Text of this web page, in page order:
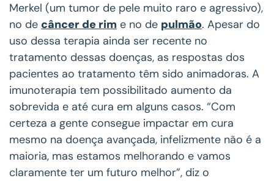
Merkel (um tumor de pele muito raro e agressivo),
no de câncer de rim e no de pulmão. Apesar do
uso dessa terapia ainda ser recente no
tratamento dessas doenças, as respostas dos
pacientes ao tratamento têm sido animadoras. A
imunoterapia tem possibilitado aumento da
sobrevida e até cura em alguns casos. “Com
certeza a gente consegue impactar em cura
mesmo na doença avançada, infelizmente não é a
maioria, mas estamos melhorando e vamos
claramente ter um futuro melhor”, diz o